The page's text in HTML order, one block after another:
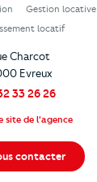
Gestion locative
locatif
Charcot
Evreux
33 26 26
site de l'agence
contacter